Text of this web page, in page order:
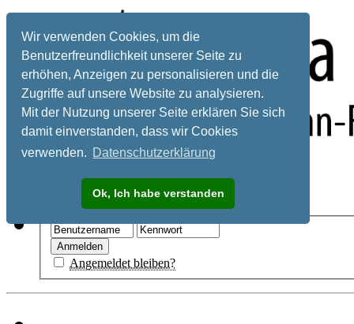
Wir verwenden Cookies, um die
Benutzerfreundlichkeit unserer Seite zu
erhöhen, Anzeigen zu personalisieren und die
Zugriffe auf unsere Website zu analysieren.
Mit der Nutzung unserer Seite erklären Sie sich
damit einverstanden, dass wir Cookies
verwenden. Datenschutzerklärung
Ok, Ich habe verstanden
Registrieren
Angemeldet bleiben?